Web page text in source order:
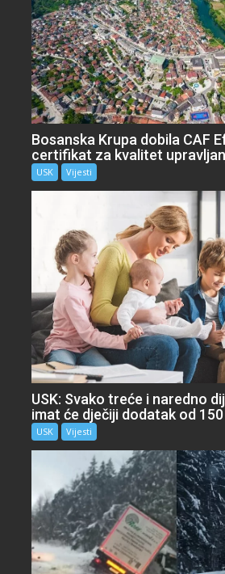
Bosanska Krupa dobila CAF
certifikat za kvalitet
USK Vijesti
USK: Svako treće i naredno
imat će dječiji dodatak od
USK Vijesti